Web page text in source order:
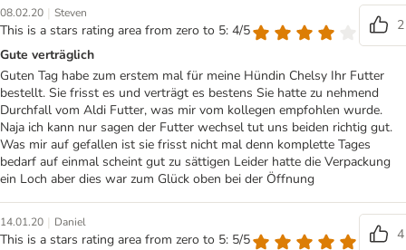
08.02.20 | Steven
This is a stars rating area from zero to 5: 4/5
2
Gute verträglich
Guten Tag habe zum erstem mal für meine Hündin Chelsy Ihr Futter
bestellt. Sie frisst es und verträgt es bestens Sie hatte zu nehmend
Durchfall vom Aldi Futter, was mir vom kollegen empfohlen wurde.
Naja ich kann nur sagen der Futter wechsel tut uns beiden richtig gut.
Was mir auf gefallen ist sie frisst nicht mal denn komplette Tages
bedarf auf einmal scheint gut zu sättigen Leider hatte die Verpackung
ein Loch aber dies war zum Glück oben bei der Öffnung
14.01.20 | Daniel
This is a stars rating area from zero to 5: 5/5
4